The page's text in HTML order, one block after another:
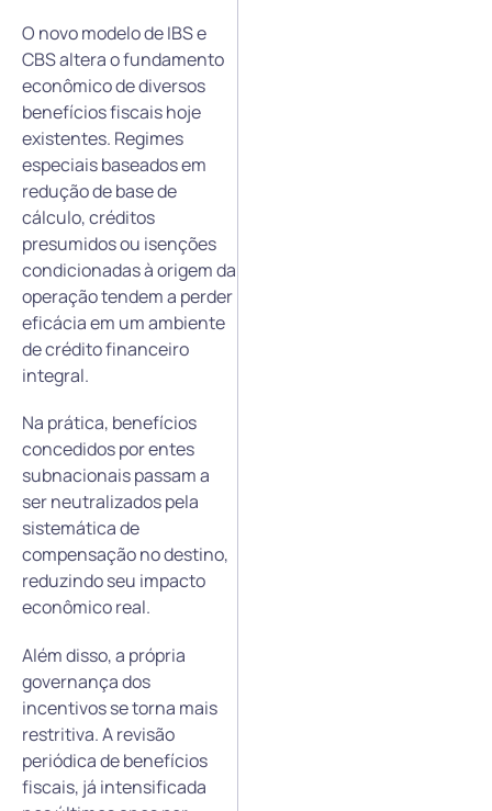
O novo modelo de IBS e
CBS altera o fundamento
econômico de diversos
benefícios fiscais hoje
existentes. Regimes
especiais baseados em
redução de base de
cálculo, créditos
presumidos ou isenções
condicionadas à origem da
operação tendem a perder
eficácia em um ambiente
de crédito financeiro
integral.
Na prática, benefícios
concedidos por entes
subnacionais passam a
ser neutralizados pela
sistemática de
compensação no destino,
reduzindo seu impacto
econômico real.
Além disso, a própria
governança dos
incentivos se torna mais
restritiva. A revisão
periódica de benefícios
fiscais, já intensificada